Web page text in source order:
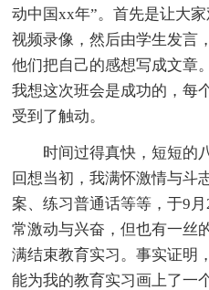
动中国xx年”。首先是让大
视频录像，然后由学生发言
他们把自己的感想写成文章
我想这次班会是成功的，每
受到了触动。
时间过得真快，短短的八
回想当初，我满怀激情与斗
案、练习普通话等等，于9
常激动与兴奋，但也有一
满结束教育实习。事实证明
能为我的教育实习画上了一